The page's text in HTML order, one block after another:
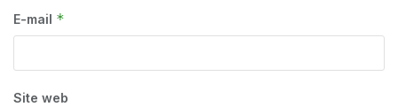
E-mail *
Site web